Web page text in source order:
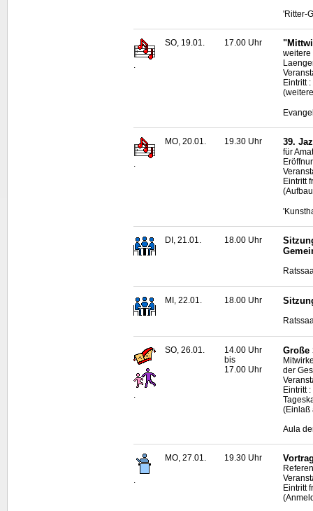
'Ritter-
.
SO, 19.01. 17.00 Uhr
weitere
Eintritt
.
MO, 20.01. 19.30 Uhr 39.
für
Eintritt
DI, 21.01. 18.00 Uhr
MI, 22.01. 18.00 Uhr
SO, 26.01.
14.00 Uhr
bis
17.00 Uhr
Große
der
Eintritt
(Einlaß
Aula
.
MO, 27.01. 19.30 Uhr
Eintritt